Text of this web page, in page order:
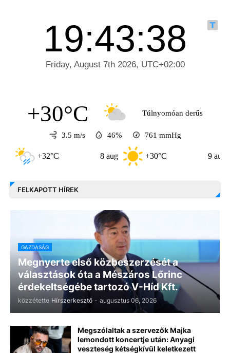
+30°C Túlnyomóan derűs
3.5 m/s 46% 761 mmHg
+32°C +30°C
FELKAPOTT HÍREK
GAZDASÁG
Megnyerte első közbeszerzését a
választások óta a Mészáros Lőrinc
érdekeltségébe tartozó V-Híd Kft.
közzétette Hírszerkesztő - augusztus 06, 2026
Megszólaltak a szervezők Majka
lemondott koncertje után: Anyagi
veszteség kétségkívül keletkezett